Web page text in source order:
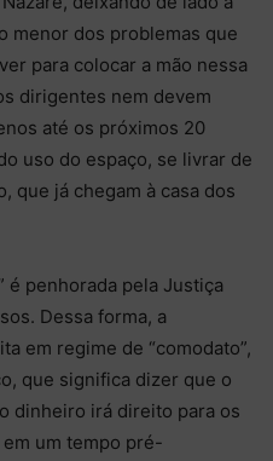
menor dos problemas que
para colocar a mão nessa
dirigentes nem devem
até os próximos 20
uso do espaço, se livrar de
que já chegam à casa dos
é penhorada pela Justiça
Dessa forma, a
em regime de “comodato”,
que significa dizer que o
dinheiro irá direito para os
um tempo pré-